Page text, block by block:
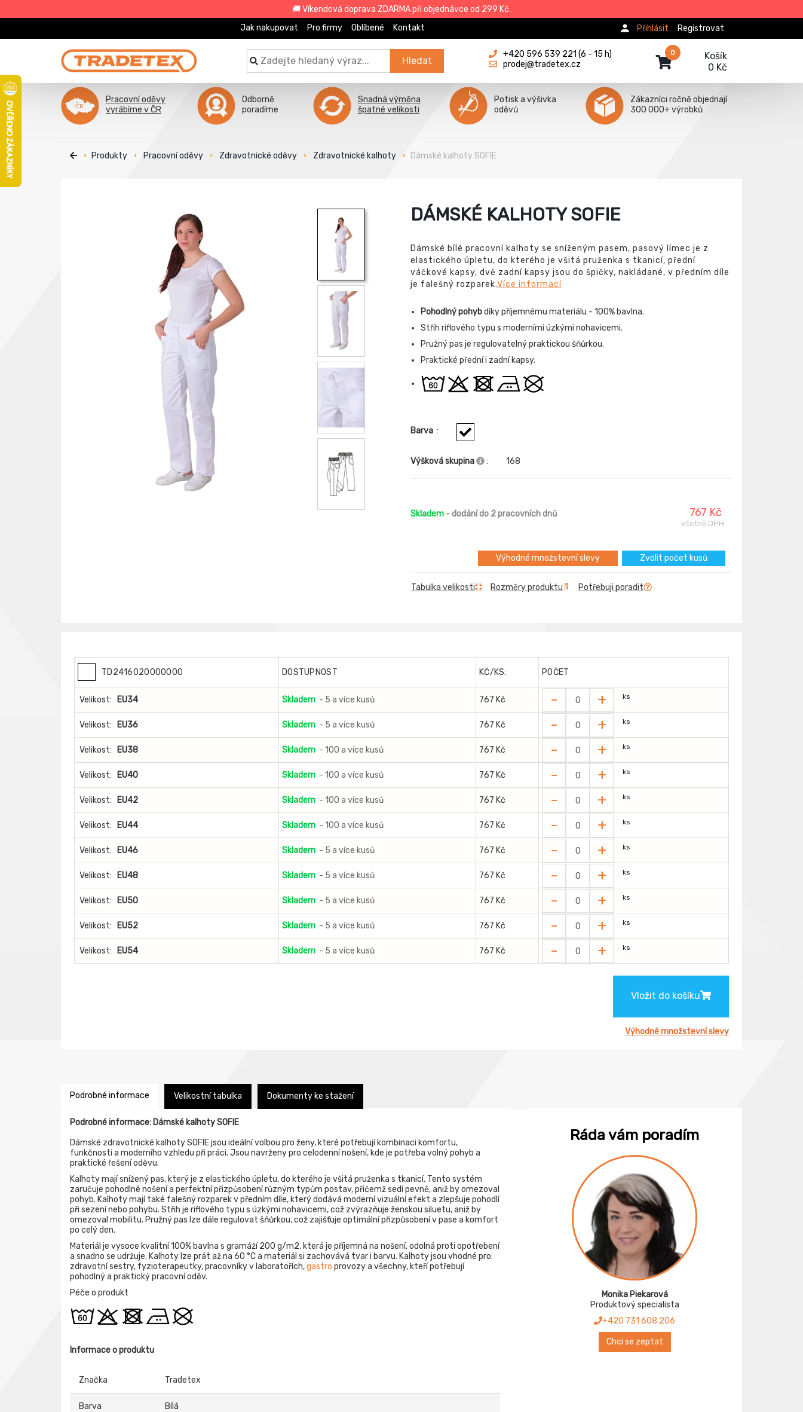
🚚 Víkendová doprava ZDARMA při objednávce od 299 Kč.
Jak nakupovat
Pro firmy Oblíbené Kontakt Registrovat
Přihlásit
Hledat
+420 596 539 221 (6 - 15 h)
prodej@tradetex.cz
Košík
0 Kč
0
Pracovní oděvy
vyrábíme v ČR
Odborně
poradíme
Snadná výměna
špatné velikosti
Potisk a výšivka
oděvů
Zákazníci ročně objednají
300 000+ výrobků
Produkty Pracovní oděvy Zdravotnické oděvy Zdravotnické kalhoty Dámské kalhoty SOFIE
DÁMSKÉ KALHOTY SOFIE
Dámské bílé pracovní kalhoty se sníženým pasem, pasový límec je z
elastického úpletu, do kterého je všitá pruženka s tkanicí, přední
váčkové kapsy, dvě zadní kapsy jsou do špičky, nakládané, v předním díle
je falešný rozparek.Více informací
Pohodlný pohybdíky příjemnému materiálu - 100% bavlna.
Střih riflového typu s moderními úzkými nohavicemi.
Pružný pas je regulovatelný praktickou šňůrkou.
Praktické přední i zadní kapsy.
Barva :
Výšková skupina : 168
Skladem - dodání do 2 pracovních dnů 767 Kč
včetně DPH
Výhodné množstevní slevy Zvolit počet kusů
Tabulka velikosti Rozměry produktu Potřebuji poradit
TD2416020000000 DOSTUPNOST KČ/KS: POČET
Velikost: EU34 Skladem - 5 a více kusů 767 Kč - + ks
Velikost: EU36 Skladem - 5 a více kusů 767 Kč - + ks
Velikost: EU38 Skladem - 100 a více kusů 767 Kč - + ks
Velikost: EU40 Skladem - 100 a více kusů 767 Kč - + ks
Velikost: EU42 Skladem - 100 a více kusů 767 Kč - + ks
Velikost: EU44 Skladem - 100 a více kusů 767 Kč - + ks
Velikost: EU46 Skladem - 5 a více kusů 767 Kč - + ks
Velikost: EU48 Skladem - 5 a více kusů 767 Kč - + ks
Velikost: EU50 Skladem - 5 a více kusů 767 Kč - + ks
Velikost: EU52 Skladem - 5 a více kusů 767 Kč - + ks
Velikost: EU54 Skladem - 5 a více kusů 767 Kč - + ks
Vložit do košíku
Výhodné množstevní slevy
Podrobné informace Velikostní tabulka Dokumenty ke stažení
Podrobné informace: Dámské kalhoty SOFIE
Dámské zdravotnické kalhoty SOFIE jsou ideální volbou pro ženy, které potřebují kombinaci komfortu,
funkčnosti a moderního vzhledu při práci. Jsou navrženy pro celodenní nošení, kde je potřeba volný pohyb a
praktické řešení oděvu.
Kalhoty mají snížený pas, který je z elastického úpletu, do kterého je všitá pruženka s tkanicí. Tento systém
zaručuje pohodlné nošení a perfektní přizpůsobení různým typům postav, přičemž sedí pevně, aniž by omezoval
pohyb. Kalhoty mají také falešný rozparek v předním díle, který dodává moderní vizuální efekt a zlepšuje pohodlí
při sezení nebo pohybu. Střih je riflového typu s úzkými nohavicemi, což zvýrazňuje ženskou siluetu, aniž by
omezoval mobilitu. Pružný pas lze dále regulovat šňůrkou, což zajišťuje optimální přizpůsobení v pase a komfort
po celý den.
Materiál je vysoce kvalitní 100% bavlna s gramáží 200 g/m2, která je příjemná na nošení, odolná proti opotřebení
a snadno se udržuje. Kalhoty lze prát až na 60 °C a materiál si zachovává tvar i barvu. Kalhoty jsou vhodné pro:
zdravotní sestry, fyzioterapeutky, pracovníky v laboratořích,gastro provozy a všechny, kteří potřebují
pohodlný a praktický pracovní oděv.
Péče o produkt
Informace o produktu
Značka Tradetex
Barva Bílá
Ráda vám poradím
Monika Piekarová
Produktový specialista
+420 731 608 206
Chci se zeptat